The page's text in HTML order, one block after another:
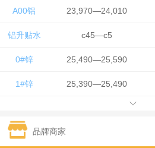
A00铝 23,970—24,010
铝升贴水 c45—c5
0#锌 25,490—25,590
1#锌 25,390—25,490
1#锡 426,500—428,500
品牌商家